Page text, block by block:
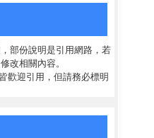
部份說明是引用網路，若
改相關內容。
歡迎引用，但請務必標明